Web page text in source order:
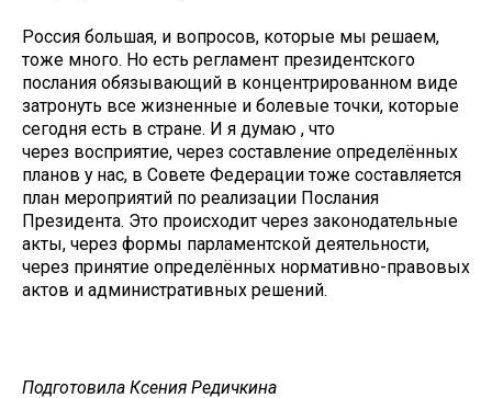
Россия большая, и вопросов, которые мы решаем,
тоже много. Но есть регламент президентского
послания обязывающий в концентрированном виде
затронуть все жизненные и болевые точки, которые
сегодня есть в стране. И я думаю , что
через восприятие, через составление определённых
планов у нас, в Совете Федерации тоже составляется
план мероприятий по реализации Послания
Президента. Это происходит через законодательные
акты, через формы парламентской деятельности,
через принятие определённых нормативно-правовых
актов и административных решений.
Подготовила Ксения Редичкина